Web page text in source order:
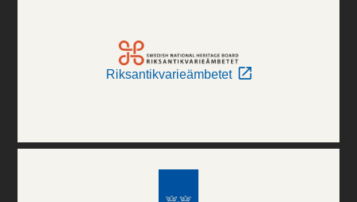
Riksantikvarieämbetet